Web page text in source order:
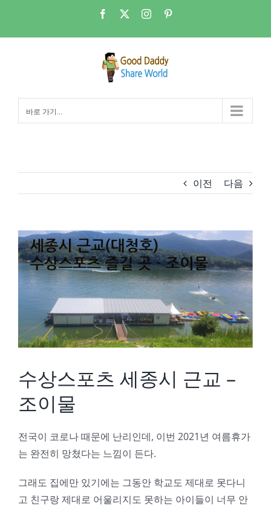
츠
Facebook Instagram
바로 가기...
이전 다음
View
Larger
Image
수상스포츠 세종시 근교 –
조이물
전국이 코로나 때문에 난리인데, 이번 2021년 여름휴가
는 완전히 망쳤다는 느낌이 든다.
그래도 집에만 있기에는 그동안 학교도 제대로 못다니
고 친구랑 제대로 어울리지도 못하는 아이들이 너무 안